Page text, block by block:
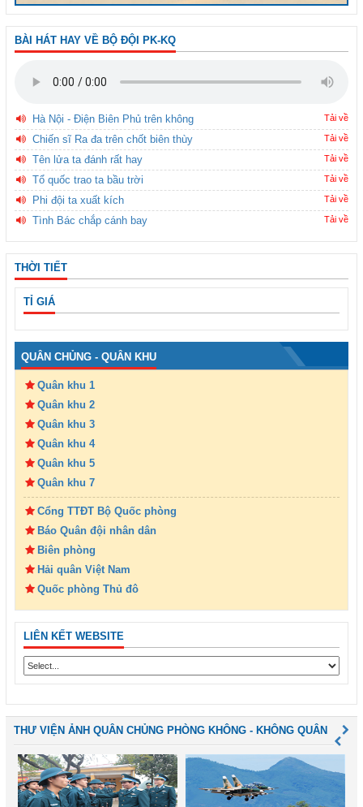
BÀI HÁT HAY VỀ BỘ ĐỘI PK-KQ
Hà Nội - Điện Biên Phủ trên không Tải về
Chiến sĩ Ra đa trên chốt biên thùy Tải về
Tên lửa ta đánh rất hay Tải về
Tổ quốc trao ta bầu trời Tải về
Phi đội ta xuất kích Tải về
Tình Bác chắp cánh bay Tải về
THỜI TIẾT
TỈ GIÁ
QUÂN CHỦNG - QUÂN KHU
Quân khu 1
Quân khu 2
Quân khu 3
Quân khu 4
Quân khu 5
Quân khu 7
Cổng TTĐT Bộ Quốc phòng
Báo Quân đội nhân dân
Biên phòng
Hải quân Việt Nam
Quốc phòng Thủ đô
LIÊN KẾT WEBSITE
THƯ VIỆN ẢNH QUÂN CHỦNG PHÒNG KHÔNG - KHÔNG QUÂN